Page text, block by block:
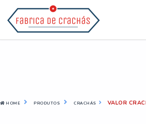
HOME PRODUTOS CRACHÁS VALOR